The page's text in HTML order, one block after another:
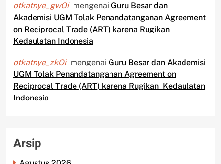
otkatnye_gwOi mengenai Guru Besar dan
Akademisi UGM Tolak Penandatanganan Agreement
on Reciprocal Trade (ART) karena Rugikan
Kedaulatan Indonesia
otkatnye_zkOi mengenai Guru Besar dan Akademisi
UGM Tolak Penandatanganan Agreement on
Reciprocal Trade (ART) karena Rugikan Kedaulatan
Indonesia
Arsip